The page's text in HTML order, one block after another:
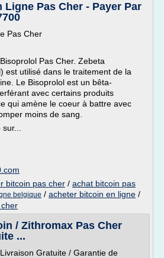
Ligne Pas Cher - Payer Par
Pas Cher
Pas Cher. Zebeta
est utilisé dans le traitement de la
Le Bisoprolol est un bêta-
avec certains produits
qui amène le coeur à battre avec
moins de sang.
bitcoin pas cher / achat bitcoin pas
belgique / acheter bitcoin en ligne /
/ Zithromax Pas Cher
...
Gratuite / Garantie de